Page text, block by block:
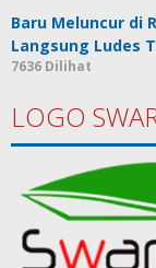
Baru Meluncur di
Langsung Ludes
7636 Dilihat
LOGO